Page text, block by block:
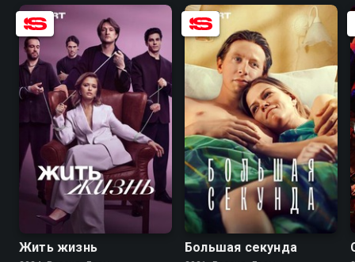
7.5 5.8
Жить жизнь
8.3 8.0
Большая секунда